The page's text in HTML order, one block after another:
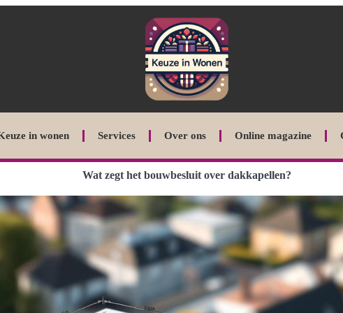
in wonen Services Over ons Online magazine
Wat zegt het bouwbesluit over dakkapellen?